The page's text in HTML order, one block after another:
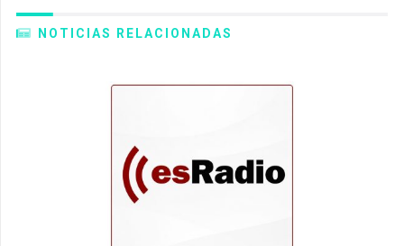
NOTICIAS RELACIONADAS